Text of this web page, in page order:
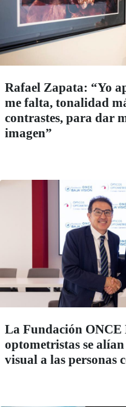
Rafael Zapata: “Yo
me falta, tonalidad
contrastes, para dar
imagen”
La Fundación ONCE
optometristas se
visual a las personas